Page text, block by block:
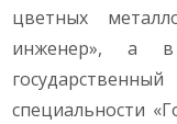
цветных
инженер», а
специальности